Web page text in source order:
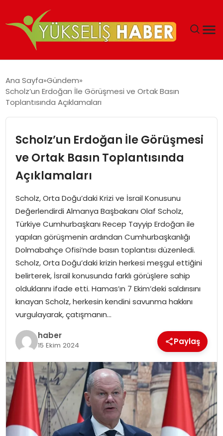
MALIYETLERINI AZALTIYOR’
Ana Sayfa Gündem
Scholz’un Erdoğan İle Görüşmesi ve Ortak Basın
Toplantısında Açıklamaları
Scholz’un Erdoğan İle Görüşmesi
ve Ortak Basın Toplantısında
Açıklamaları
Scholz, Orta Doğu’daki Krizi ve İsrail Konusunu
Değerlendirdi Almanya Başbakanı Olaf Scholz,
Türkiye Cumhurbaşkanı Recep Tayyip Erdoğan ile
yapılan görüşmenin ardından Cumhurbaşkanlığı
Dolmabahçe Ofisi’nde basın toplantısı düzenledi.
Scholz, Orta Doğu’daki krizin herkesi meşgul ettiğini
belirterek, İsrail konusunda farklı görüşlere sahip
olduklarını ifade etti. Hamas’ın 7 Ekim’deki saldırısını
kınayan Scholz, herkesin kendini savunma hakkını
vurgulayarak, çatışmanın…
haber
15 Ekim 2024 Paylaş